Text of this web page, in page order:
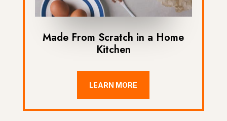
Made From Scratch in a Home
Kitchen
LEARN MORE